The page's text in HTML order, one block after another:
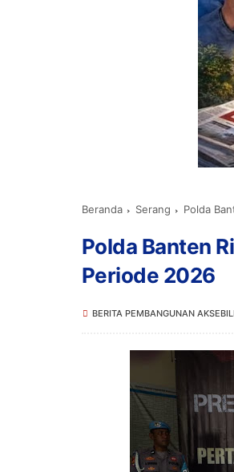
Beranda Serang Polda
Polda Banten
Periode 2026
BERITA PEMBANGUNAN